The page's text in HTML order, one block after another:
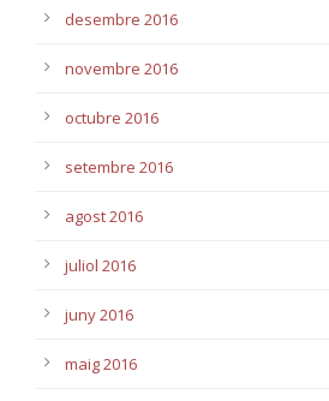
desembre 2016
novembre 2016
octubre 2016
setembre 2016
agost 2016
juliol 2016
juny 2016
maig 2016